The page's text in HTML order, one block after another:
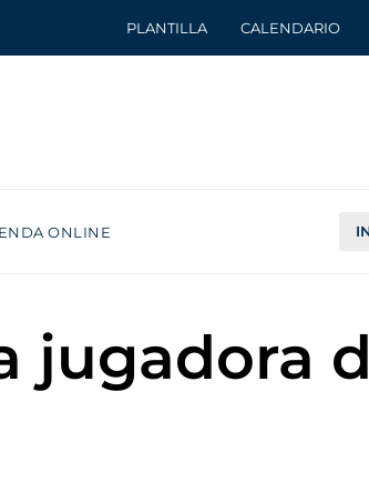
PLANTILLA CALENDARIO
ONLINE
jugadora